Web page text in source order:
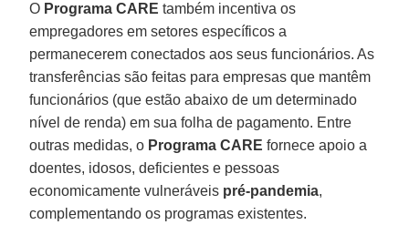
O Programa CARE também incentiva os
empregadores em setores específicos a
permanecerem conectados aos seus funcionários. As
transferências são feitas para empresas que mantêm
funcionários (que estão abaixo de um determinado
nível de renda) em sua folha de pagamento. Entre
outras medidas, o Programa CARE fornece apoio a
doentes, idosos, deficientes e pessoas
economicamente vulneráveis ​​pré-pandemia,
complementando os programas existentes.